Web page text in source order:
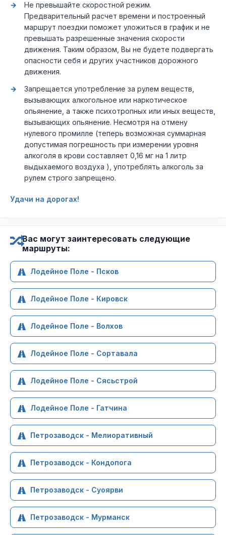
Не превышайте скоростной режим.
Предварительный расчет времени и построенный
маршрут поездки поможет уложиться в график и не
превышать разрешенные значения скорости
движения. Таким образом, Вы не будете подвергать
опасности себя и других участников дорожного
движения.
Запрещается употребление за рулем веществ,
вызывающих алкогольное или наркотическое
опьянение, а также психотропных или иных веществ,
вызывающих опьянение. Несмотря на отмену
нулевого промилле (теперь возможная суммарная
допустимая погрешность при измерении уровня
алкоголя в крови составляет 0,16 мг на 1 литр
выдыхаемого воздуха ), употреблять алкоголь за
рулем строго запрещено.
Удачи на дорогах!
Вас могут заинтересовать следующие
маршруты:
Лодейное Поле - Псков
Лодейное Поле - Кировск
Лодейное Поле - Волхов
Лодейное Поле - Сортавала
Лодейное Поле - Сясьстрой
Лодейное Поле - Гатчина
Петрозаводск - Мелиоративный
Петрозаводск - Кондопога
Петрозаводск - Суоярви
Петрозаводск - Мурманск